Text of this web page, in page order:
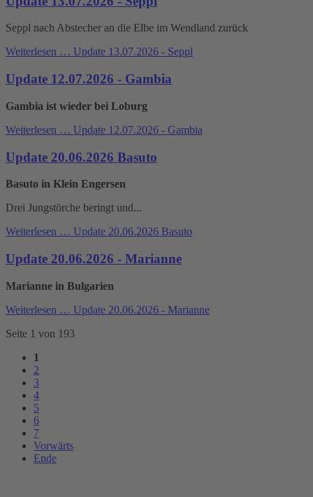
Seppl nach Abstecher an die Elbe im Wendland zurück
Weiterlesen … Update 13.07.2026 - Seppl
Update 12.07.2026 - Gambia
Gambia ist wieder bei Loburg
Weiterlesen … Update 12.07.2026 - Gambia
Update 20.06.2026 Basuto
Basuto in Klein Engersen
Drei Jungstörche beringt und...
Weiterlesen … Update 20.06.2026 Basuto
Update 20.06.2026 - Marianne
Marianne in Bulgarien
Weiterlesen … Update 20.06.2026 - Marianne
Seite 1 von 193
1
2
3
4
5
6
7
Vorwärts
Ende